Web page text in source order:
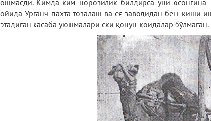
ошмасди. Кимда-ким норозилик билдирса уни
ойида Урганч пахта тозалаш ва ёғ заводидан беш киши
этадиган касаба уюшмалари ёки қонун-қоидалар бўлмаган.